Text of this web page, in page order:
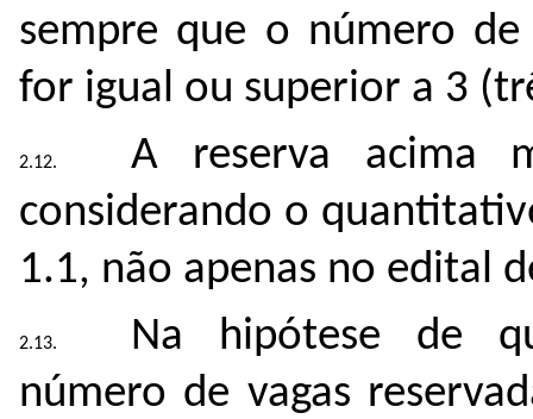
sempre que o número de
for igual ou superior a 3
A reserva acima
considerando o
1.1, não apenas no edital
Na hipótese de
número de vagas